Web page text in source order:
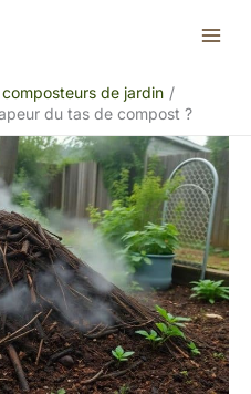
de jardin
du tas de compost ?